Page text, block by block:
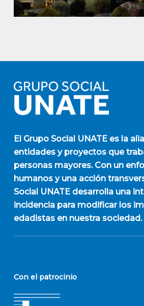
El Grupo Social UNATEes la
entidades y proyectos que
personas mayores. Con un
humanos y una acción
Social UNATE desarrolla una
incidencia para modificar los
edadistas en nuestra sociedad.
Con el patrocinio